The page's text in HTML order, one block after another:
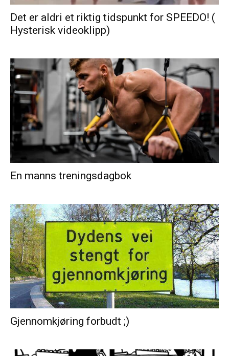
Det er aldri et riktig tidspunkt for SPEEDO! (
Hysterisk videoklipp)
En manns treningsdagbok
Gjennomkjøring forbudt ;)